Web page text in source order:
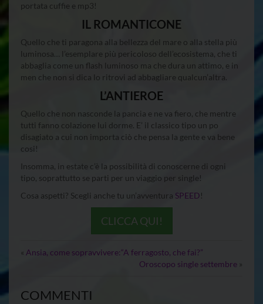
portata cuffie e mp3!
IL ROMANTICONE
Quello che ti paragona alla bellezza del mare o alla stella più
luminosa… l’esemplare più pericoloso dell’ecosistema, che ti
abbaglia come un flash luminoso ma che dura un attimo, e in
men che non si dica lo ritrovi ad abbagliare qualcun’altra.
L’ANTIEROE
Quello che non nasconde la pancia e ne va fiero, che mentre
tutti fanno colazione lui dorme. E’ il classico tipo un po
disagiato a cui non importa ciò che pensa la gente e va bene
cosi!
Insomma, in estate c’è la possibilità di conoscerne di ogni
tipo, soprattutto se parti per un viaggio per single!
Cosa aspetti? Scegli anche tu un’avventura SPEED!
CLICCA QUI!
« Ansia, come sopravvivere:“A ferragosto, che fai?”
Oroscopo single settembre »
COMMENTI